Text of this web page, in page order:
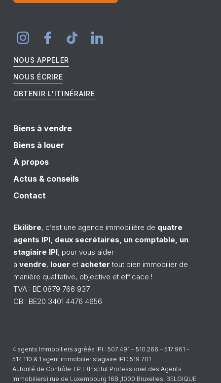
NOUS APPELER
NOUS ÉCRIRE
OBTENIR L'ITINÉRAIRE
Biens à vendre
Biens à louer
À propos
Actus & conseils
Contact
Ekilibre, c’est une agence immobilière de quatre
agents IPI, deux secrétaires, un comptable, un
stagiaire IPI, pour vous aider
à vendre, louer et acheter tout bien immobilier de
manière qualitative, objective et efficace !
TVA : BE 0879 766 937
CB : BE20 3401 4476 4656
4 agents Immobiliers agréés IPI : 507.491 – 510.266 – 517.961 –
514.110 & 1 agent immobilier stagiaire IPI : 519.701
Autorité de Contrôle: I.P.I. (Institut Professionel des Agents
Immobiliers) rue de Luxembourg 16B ,1000 Bruxelles, BELGIQUE